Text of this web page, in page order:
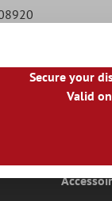
ES|PL|
Secure your
Valid